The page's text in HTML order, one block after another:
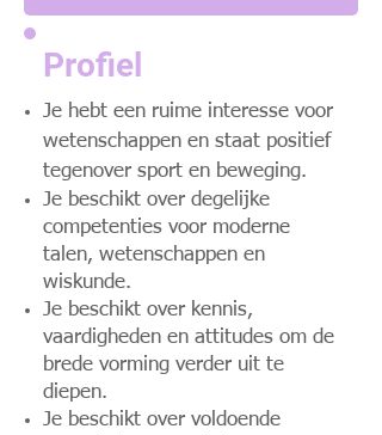
Profiel
Je hebt een ruime interesse voor
wetenschappen en staat positief
tegenover sport en beweging.
Je beschikt over degelijke
competenties voor moderne
talen, wetenschappen en
wiskunde.
Je beschikt over kennis,
vaardigheden en attitudes om de
brede vorming verder uit te
diepen.
Je beschikt over voldoende